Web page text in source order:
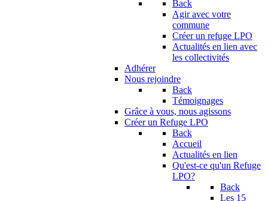
Back
Agir avec votre
commune
Créer un refuge LPO
Actualités en lien avec
les collectivités
Adhérer
Nous rejoindre
Back
Témoignages
Grâce à vous, nous agissons
Créer un Refuge LPO
Back
Accueil
Actualités en lien
Qu'est-ce qu'un Refuge
LPO?
Back
Les 15